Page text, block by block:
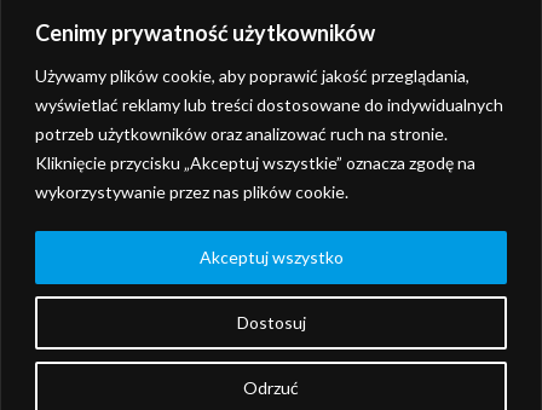
Cenimy prywatność użytkowników
Używamy plików cookie, aby poprawić jakość przeglądania,
wyświetlać reklamy lub treści dostosowane do indywidualnych
potrzeb użytkowników oraz analizować ruch na stronie.
Kliknięcie przycisku „Akceptuj wszystkie” oznacza zgodę na
wykorzystywanie przez nas plików cookie.
Dostosuj
Odrzuć
Akceptuj wszystko
fax +48 71 327 08 00
office@radiotechnika.com.pl
Siedziba i oddziały
Wyślij zapytanie
Copryright © 2026 Radiotechnika Marketing
Design:Proformat